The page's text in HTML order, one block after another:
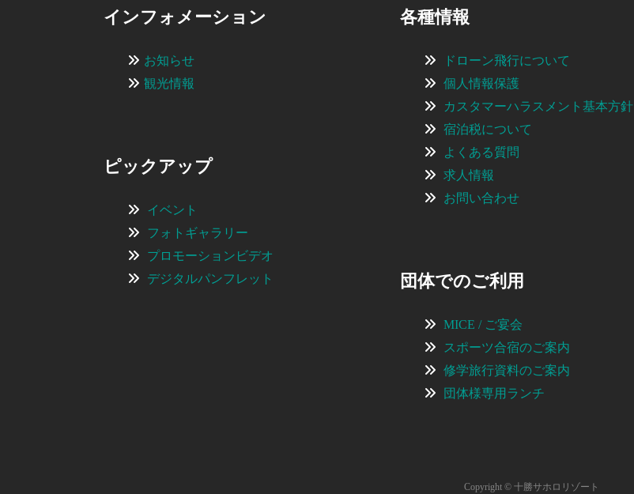
インフォメーション
お知らせ
観光情報
ピックアップ
イベント
フォトギャラリー
プロモーションビデオ
デジタルパンフレット
各種情報
ドローン飛行について
個人情報保護
カスタマーハラスメント基本方針
宿泊税について
よくある質問
求人情報
お問い合わせ
団体でのご利用
MICE / ご宴会
スポーツ合宿のご案内
修学旅行資料のご案内
団体様専用ランチ
Copyright © 十勝サホロリゾート